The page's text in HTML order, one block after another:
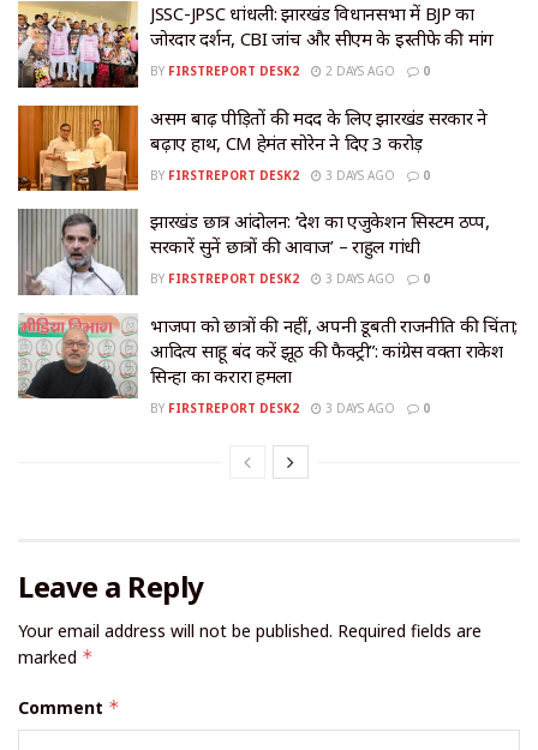
JSSC-JPSC धांधली: झारखंड विधानसभा में BJP का
जोरदार प्रदर्शन, CBI जांच और सीएम के इस्तीफे की मांग
BY FIRSTREPORT DESK2 2 DAYS AGO 0
असम बाढ़ पीड़ितों की मदद के लिए झारखंड सरकार ने
बढ़ाए हाथ, CM हेमंत सोरेन ने दिए ₹3 करोड़
BY FIRSTREPORT DESK2 3 DAYS AGO 0
झारखंड छात्र आंदोलन: ‘देश का एजुकेशन सिस्टम ठप्प,
सरकारें सुनें छात्रों की आवाज’ – राहुल गांधी
BY FIRSTREPORT DESK2 3 DAYS AGO 0
भाजपा को छात्रों की नहीं, अपनी डूबती राजनीति की चिंता;
आदित्य साहू बंद करें झूठ की फैक्ट्री”: कांग्रेस प्रवक्ता राकेश
सिन्हा का करारा हमला
BY FIRSTREPORT DESK2 3 DAYS AGO 0
Leave a Reply
Your email address will not be published. Required fields are
marked *
Comment *